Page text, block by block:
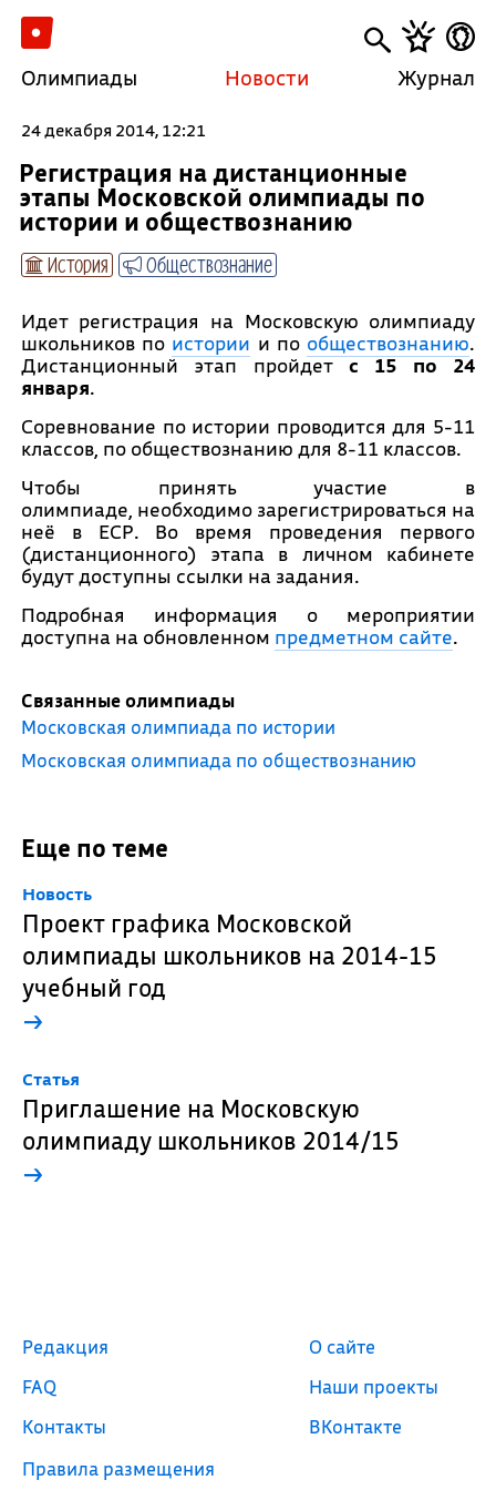
Олимпиады Новости Журнал
24 декабря 2014, 12:21
Регистрация на дистанционные
этапы Московской олимпиады по
истории и обществознанию
История Обществознание
Идет регистрация на Московскую олимпиаду
школьников по истории и по обществознанию.
Дистанционный этап пройдетс 15 по 24
января.
Соревнование по истории проводится для 5-11
классов, по обществознанию для 8-11 классов.
Чтобы принять участие в
олимпиаде, необходимо зарегистрироваться на
неё в ЕСР. Во время проведения первого
(дистанционного) этапа в личном кабинете
будут доступны ссылки на задания.
Подробная информация о мероприятии
доступна на обновленном предметном сайте.
Связанные олимпиады
Московская олимпиада по истории
Московская олимпиада по обществознанию
Еще по теме
Новость
Проект графика Московской
олимпиады школьников на 2014-15
учебный год
→
Cтатья
Приглашение на Московскую
олимпиаду школьников 2014/15
→
Редакция
FAQ
Контакты
Правила размещения
О сайте
Наши проекты
ВКонтакте